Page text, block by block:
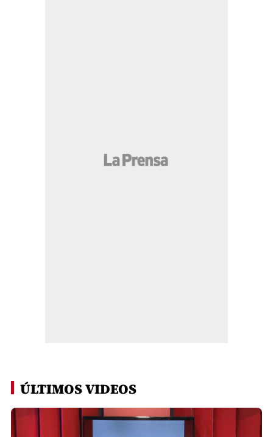
ÚLTIMOS VIDEOS